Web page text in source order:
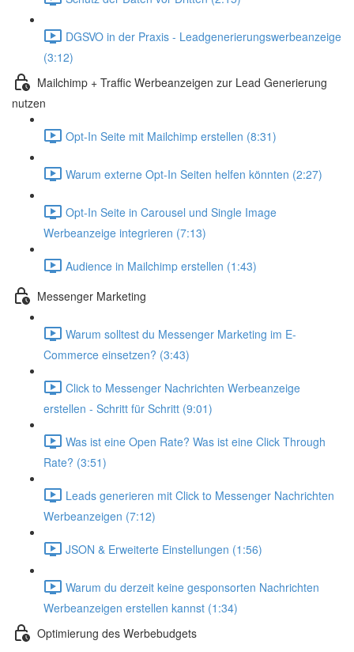
DGSVO in der Praxis - Leadgenerierungswerbeanzeige
(3:12)
Mailchimp + Traffic Werbeanzeigen zur Lead Generierung
nutzen
Opt-In Seite mit Mailchimp erstellen (8:31)
Warum externe Opt-In Seiten helfen könnten (2:27)
Opt-In Seite in Carousel und Single Image
Werbeanzeige integrieren (7:13)
Audience in Mailchimp erstellen (1:43)
Messenger Marketing
Warum solltest du Messenger Marketing im E-
Commerce einsetzen? (3:43)
Click to Messenger Nachrichten Werbeanzeige
erstellen - Schritt für Schritt (9:01)
Was ist eine Open Rate? Was ist eine Click Through
Rate? (3:51)
Leads generieren mit Click to Messenger Nachrichten
Werbeanzeigen (7:12)
JSON & Erweiterte Einstellungen (1:56)
Warum du derzeit keine gesponsorten Nachrichten
Werbeanzeigen erstellen kannst (1:34)
Optimierung des Werbebudgets